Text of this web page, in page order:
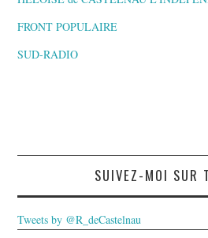
FRONT POPULAIRE
SUD-RADIO
SUIVEZ-MOI SUR
Tweets by @R_deCastelnau